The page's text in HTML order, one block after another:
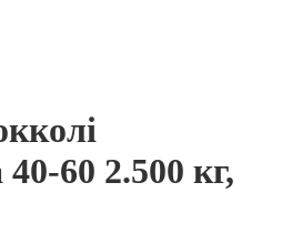
60 2.500 кг,